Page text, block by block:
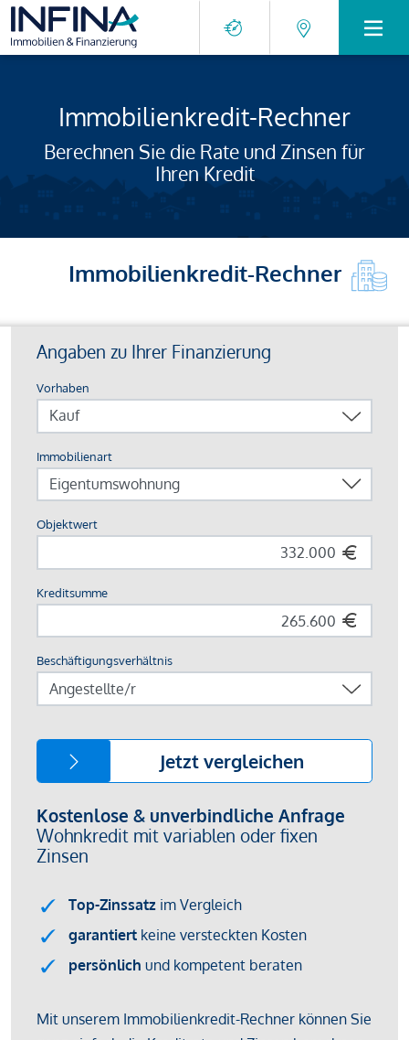
Immobilienkredit-Rechner
Berechnen Sie die Rate und Zinsen für
Ihren Kredit
Immobilienkredit-Rechner